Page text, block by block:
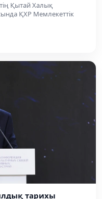
Қытай Халық
ҚХР Мемлекеттік
тарихы